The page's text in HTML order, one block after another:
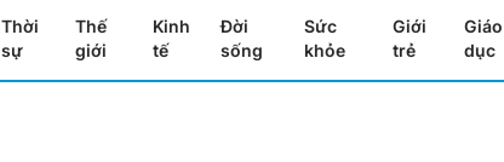
Thời
sự
Thế
giới
Kinh
tế
Đời
sống
Sức
khỏe
Giới
trẻ
Giáo
dục